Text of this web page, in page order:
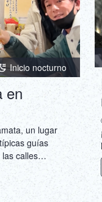
Inicio nocturno
en
un lugar
guías
calles
dos izakayas,
y pasea